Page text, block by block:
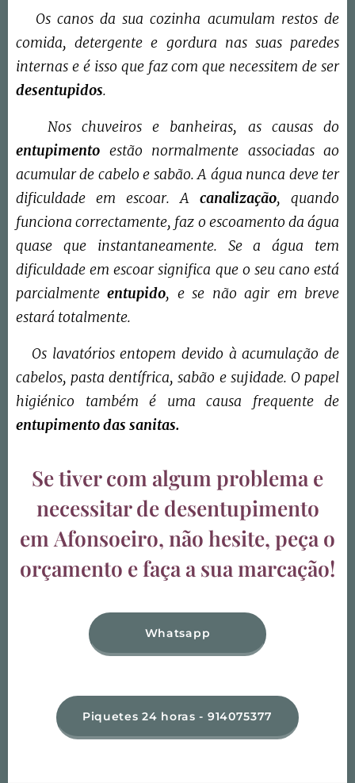
Os canos da sua cozinha acumulam restos de
comida, detergente e gordura nas suas paredes
internas e é isso que faz com que necessitem de ser
desentupidos.
Nos chuveiros e banheiras, as causas do
entupimento estão normalmente associadas ao
acumular de cabelo e sabão. A água nunca deve ter
dificuldade em escoar. A canalização, quando
funciona correctamente, faz o escoamento da água
quase que instantaneamente. Se a água tem
dificuldade em escoar significa que o seu cano está
parcialmenteentupido, e se não agir em breve
estará totalmente.
Os lavatórios entopem devido à acumulação de
cabelos, pasta dentífrica, sabão e sujidade. O papel
higiénico também é uma causa frequente de
entupimento das sanitas.
Se tiver com algum problema e
necessitar de desentupimento
em Afonsoeiro, não hesite, peça o
orçamento e faça a sua marcação!
Whatsapp
Piquetes 24 horas - 914075377